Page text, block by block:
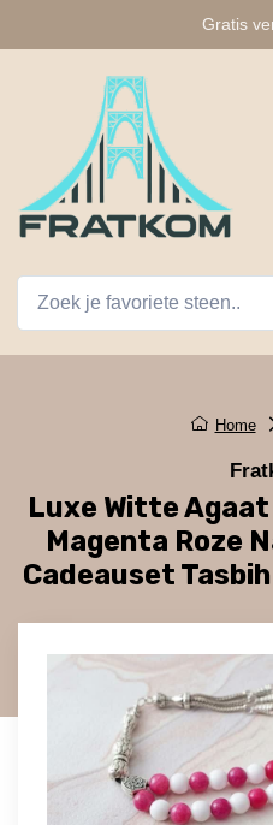
Gratis
Home
Luxe Witte
Magenta Roze
Cadeauset